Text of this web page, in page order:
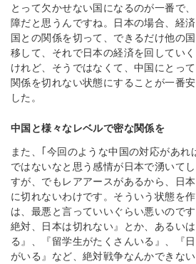
とって欠かせない国になるのが一番で
障だと思うんですね。日本の場合、経
国との関係を切って、できるだけ他の
移して、それで日本の経済を回してい
けれど、そうではなくて、中国にとっ
関係を切れない状態にすることが一番
した。
中国と様々なレベルで密な関係を
また、｢今回のような中国の対応があれ
ではないなと思う感情が日本で湧いて
すが、でもレアアースがあるから、日
に切れないわけです。そういう状態を
は、最悪と言っていいぐらい悪いので
絶対、日本は切れない』とか、あるい
る』、『留学生がたくさんいる』、『
がいる』など、絶対戦争なんかできな